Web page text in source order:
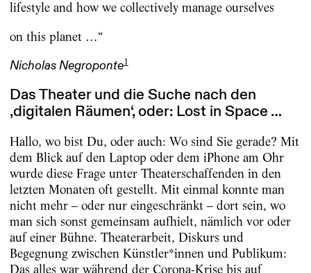
lifestyle and how we collectively manage ourselves
on this planet …“
Nicholas Negroponte1
Das Theater und die Suche nach den
‚digitalen Räumen‘, oder: Lost in Space …
Hallo, wo bist Du, oder auch: Wo sind Sie gerade? Mit
dem Blick auf den Laptop oder dem iPhone am Ohr
wurde diese Frage unter Theaterschaffenden in den
letzten Monaten oft gestellt. Mit einmal konnte man
nicht mehr – oder nur eingeschränkt – dort sein, wo
man sich sonst gemeinsam aufhielt, nämlich vor oder
auf einer Bühne. Theaterarbeit, Diskurs und
Begegnung zwischen Künstler*innen und Publikum:
Das alles war während der Corona-Krise bis auf